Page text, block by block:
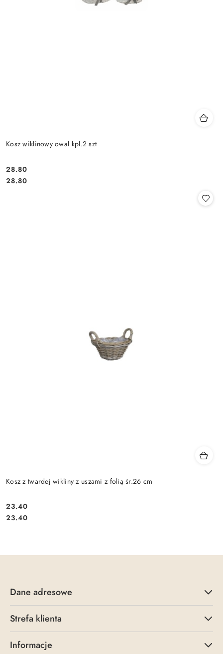
Kosz wiklinowy owal kpl.2 szt
Cena:
28.80
Cena:
28.80
Kosz z twardej wikliny z uszami z folią śr.26 cm
Cena:
23.40
Cena:
23.40
Dane adresowe
Strefa klienta
Informacje